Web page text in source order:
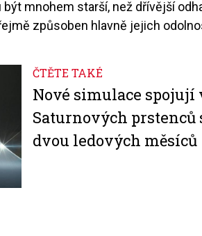
mnohem starší, než dřívější
způsoben hlavně jejich
ČTĚTE TAKÉ
Nové simulace
Saturnových prstenců
dvou ledových měsíců